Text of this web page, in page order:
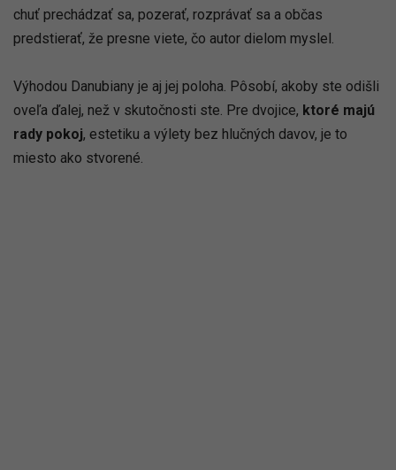
chuť prechádzať sa, pozerať, rozprávať sa a občas
predstierať, že presne viete, čo autor dielom myslel.
Výhodou Danubiany je aj jej poloha. Pôsobí, akoby ste odišli
oveľa ďalej, než v skutočnosti ste. Pre dvojice, ktoré majú
rady pokoj, estetiku a výlety bez hlučných davov, je to
miesto ako stvorené.